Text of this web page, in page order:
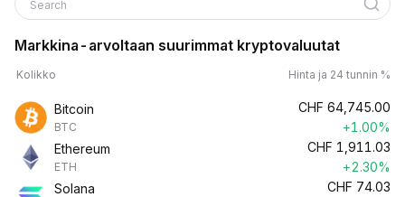
Search
Markkina-arvoltaan suurimmat kryptovaluutat
Kolikko Hinta ja 24 tunnin %
Bitcoin
BTC
CHF 64,745.00
+1.00%
Ethereum
ETH
CHF 1,911.03
+2.30%
Solana
CHF 74.03